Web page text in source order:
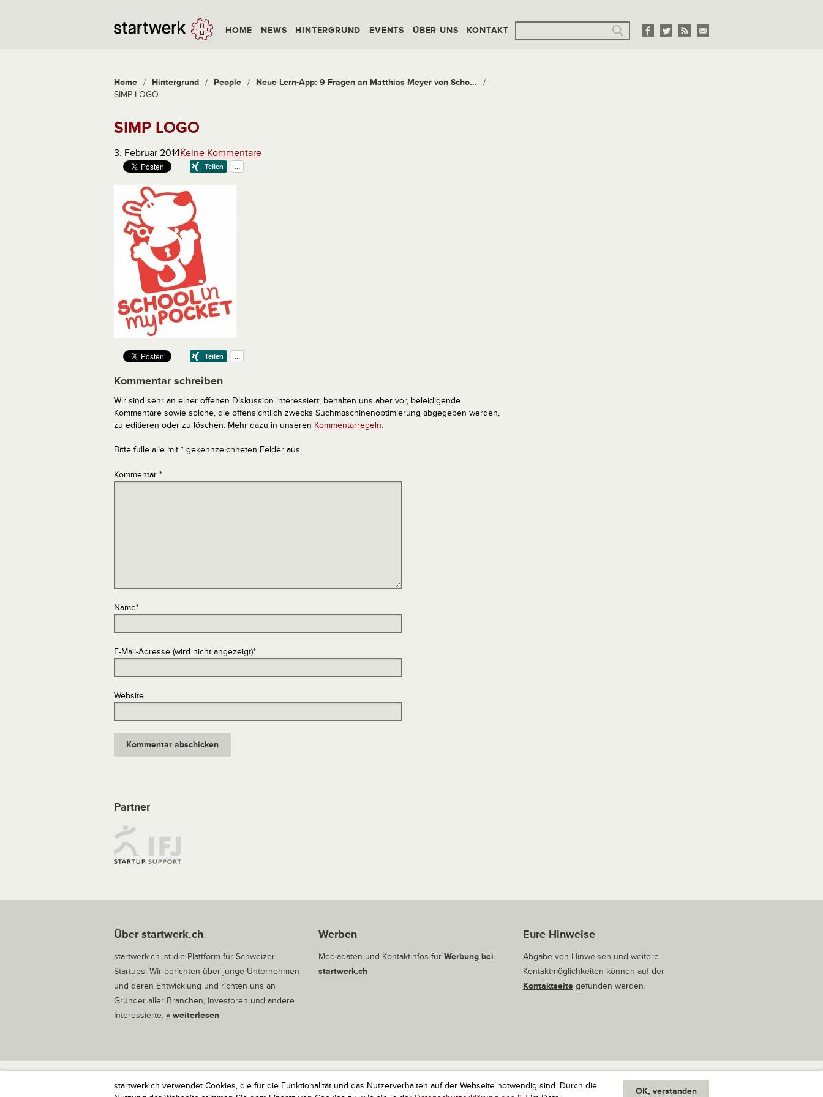
startwerk.ch verwendet Cookies, die für die Funktionalität und das Nutzerverhalten auf der Webseite notwendig sind. Durch die
OK, verstanden
HOME NEWS HINTERGRUND EVENTS ÜBER UNS KONTAKT
Home / Hintergrund / People / Neue Lern-App: 9 Fragen an Matthias Meyer von Scho...
/
SIMP LOGO
SIMP LOGO
3. Februar 2014Keine Kommentare
Kommentar schreiben
Wir sind sehr an einer offenen Diskussion interessiert, behalten uns aber vor, beleidigende
Kommentare sowie solche, die offensichtlich zwecks Suchmaschinenoptimierung abgegeben werden,
zu editieren oder zu löschen. Mehr dazu in unseren Kommentarregeln.
Bitte fülle alle mit * gekennzeichneten Felder aus.
Kommentar *
Name*
E-Mail-Adresse (wird nicht angezeigt)*
Website
Partner
Über startwerk.ch
startwerk.ch ist die Plattform für Schweizer
Startups. Wir berichten über junge Unternehmen
und deren Entwicklung und richten uns an
Gründer aller Branchen, Investoren und andere
Interessierte. » weiterlesen
Werben
Mediadaten und Kontaktinfos für Werbung bei
startwerk.ch
Eure Hinweise
Abgabe von Hinweisen und weitere
Kontaktmöglichkeiten können auf der
Kontaktseitegefunden werden.
startwerk.ch ist die Plattform für Schweizer Startups. Alle Rechte vorbehalten. Impressum Kontakt nach oben